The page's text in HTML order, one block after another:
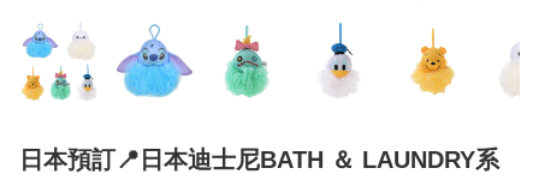
日本預訂📍日本迪士尼BATH ＆ LAUNDRY系